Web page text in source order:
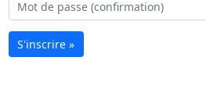
S'inscrire »